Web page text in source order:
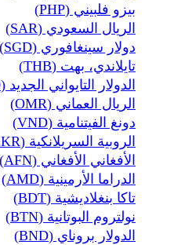
بيزو فلبيني (PHP)
الريال السعودي (SAR)
دولار سينغافوري (SGD)
تايلاندي، بهت (THB)
الدولار التايواني الجديد (TWD)
الريال العماني (OMR)
دونغ الفيتنامية (VND)
الروبية السريلانكية (LKR)
الأفغاني الأفغاني (AFN)
الدراما الأرمينية (AMD)
تاكا بنغلاديشية (BDT)
نولتروم البوتانية (BTN)
الدولار بروناي (BND)